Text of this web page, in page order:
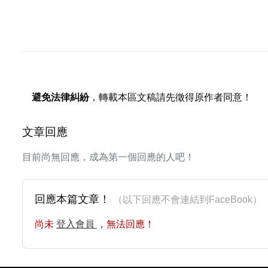
避免法律糾紛，轉載本區文稿請先徵得原作者同意！
文章回應
目前尚無回應，成為第一個回應的人吧！
回應本篇文章！ （以下回應不會連結到FaceBook
尚未 登入會員 ，無法回應！